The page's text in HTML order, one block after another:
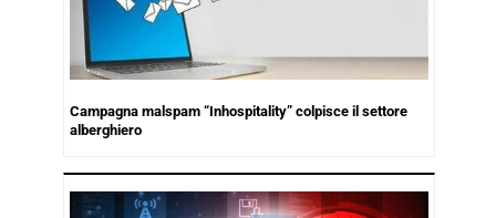
Campagna malspam “Inhospitality” colpisce il settore
alberghiero